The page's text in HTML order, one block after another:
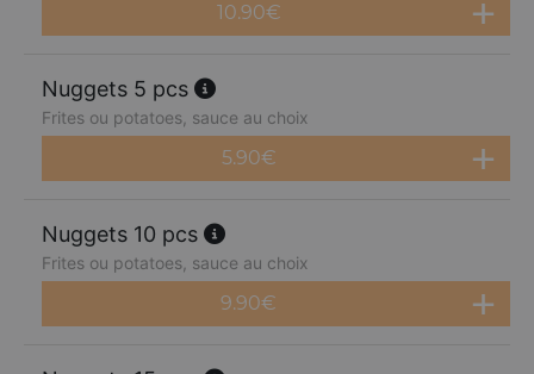
10.90€
Nuggets 5 pcs
Frites ou potatoes, sauce au choix
5.90€
Nuggets 10 pcs
Frites ou potatoes, sauce au choix
9.90€